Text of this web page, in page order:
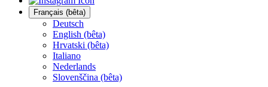
Français (bêta)
Deutsch
English (bêta)
Hrvatski (bêta)
Italiano
Nederlands
Slovenščina (bêta)